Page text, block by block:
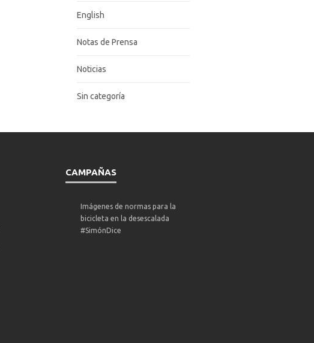
English
Notas de Prensa
Noticias
Sin categoría
CAMPAÑAS
Imágenes de normas para la
bicicleta en la desescalada
#SimónDice